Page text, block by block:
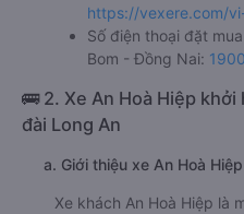
https://vexere.com/
Số điện thoại đặt
Bom - Đồng Nai:
🚌 2. Xe An Hoà Hiệp
đài Long An
a. Giới thiệu xe An Hoà Hiệp
Xe khách An Hoà Hiệp là